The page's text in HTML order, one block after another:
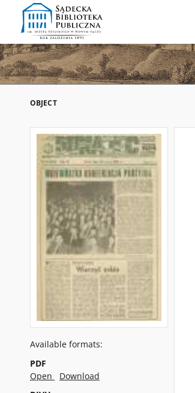
OBJECT
Available formats:
PDF
Open
Download